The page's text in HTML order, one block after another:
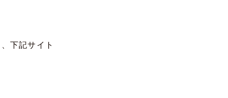
下記サイト